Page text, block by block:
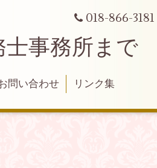
018-866-3181
事務所まで
問い合わせ リンク集